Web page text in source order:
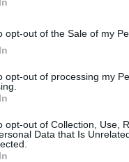
opt-out of the Sale of my
opt-out of processing my
opt-out of Collection, Use,
Data that Is
Με
Θεοδώρα,
Ολύμπια